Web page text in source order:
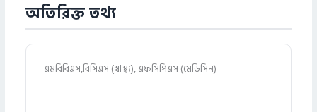
অতিরিক্ত তথ্য
এমবিবিএস,বিসিএস (স্বাস্থ্য), এফসিপিএস (মেডিসিন)